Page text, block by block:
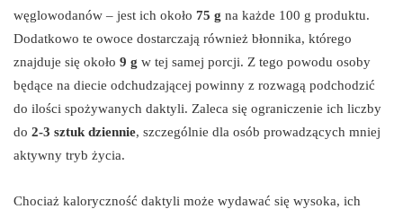
węglowodanów – jest ich około 75 g na każde 100 g produktu.
Dodatkowo te owoce dostarczają również błonnika, którego
znajduje się około 9 g w tej samej porcji. Z tego powodu osoby
będące na diecie odchudzającej powinny z rozwagą podchodzić
do ilości spożywanych daktyli. Zaleca się ograniczenie ich liczby
do 2-3 sztuk dziennie, szczególnie dla osób prowadzących mniej
aktywny tryb życia.
Chociaż kaloryczność daktyli może wydawać się wysoka, ich